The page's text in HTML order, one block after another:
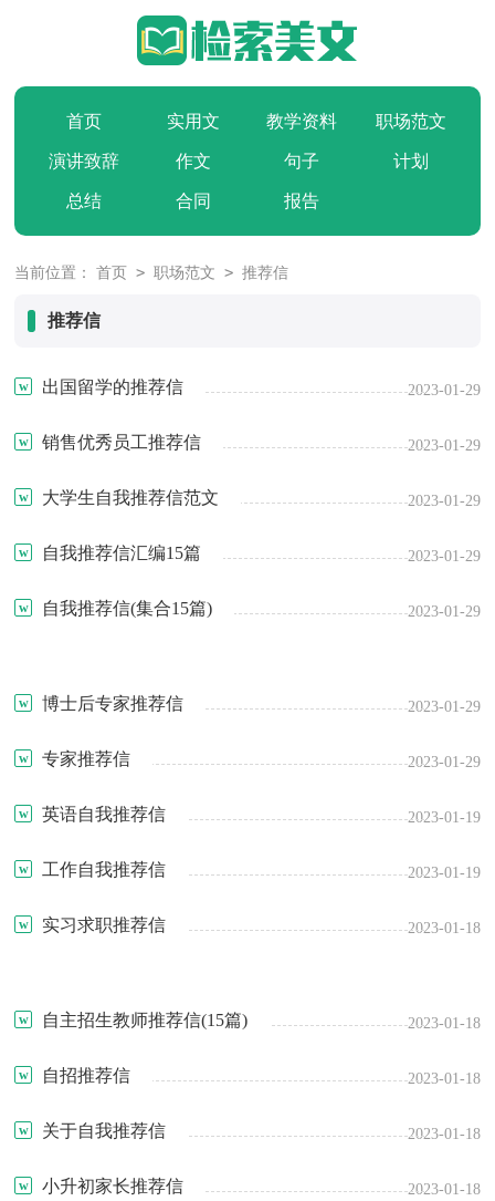
首页 实用文 教学资料 职场范文
演讲致辞 作文 句子 计划
总结 合同 报告
当前位置： 首页 > 职场范文 > 推荐信
推荐信
出国留学的推荐信 2023-01-29
销售优秀员工推荐信 2023-01-29
大学生自我推荐信范文 2023-01-29
自我推荐信汇编15篇 2023-01-29
自我推荐信(集合15篇) 2023-01-29
博士后专家推荐信 2023-01-29
专家推荐信 2023-01-29
英语自我推荐信 2023-01-19
工作自我推荐信 2023-01-19
实习求职推荐信 2023-01-18
自主招生教师推荐信(15篇) 2023-01-18
自招推荐信 2023-01-18
关于自我推荐信 2023-01-18
小升初家长推荐信 2023-01-18